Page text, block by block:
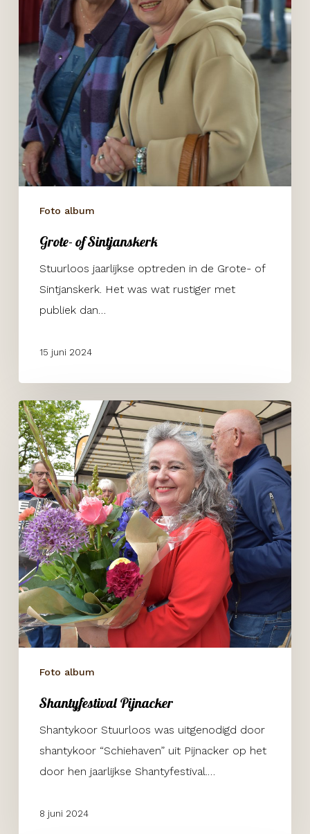
Foto album
Grote- of Sintjanskerk
Stuurloos jaarlijkse optreden in de Grote- of
Sintjanskerk. Het was wat rustiger met
publiek dan…
15 juni 2024
Shantyfestival
Pijnacker
Foto album
Shantyfestival Pijnacker
Shantykoor Stuurloos was uitgenodigd door
shantykoor “Schiehaven” uit Pijnacker op het
door hen jaarlijkse Shantyfestival.…
8 juni 2024